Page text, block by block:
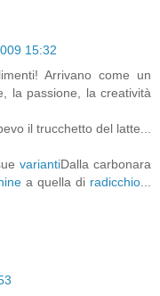
15:32
Arrivano come un
la passione, la creatività
il trucchetto del latte...
variantiDalla carbonara
a quella di radicchio